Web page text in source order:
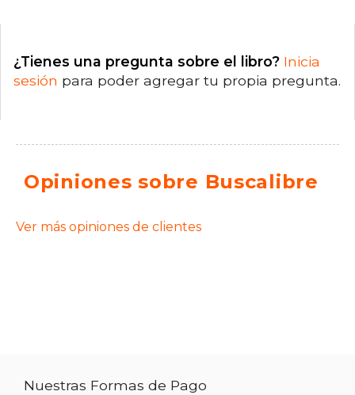
¿Tienes una pregunta sobre el libro? Inicia
sesión para poder agregar tu propia pregunta.
Opiniones sobre Buscalibre
Ver más opiniones de clientes
Nuestras Formas de Pago